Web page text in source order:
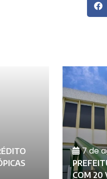
7 de
COM 20